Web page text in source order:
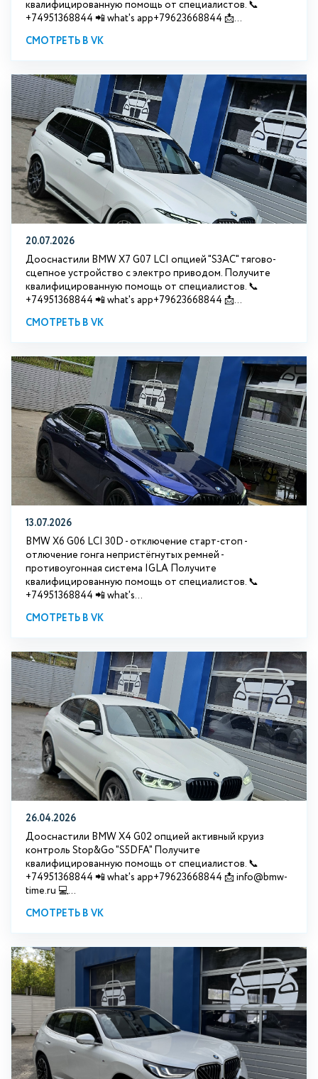
квалифицированную помощь от специалистов. 📞
+74951368844 📲 what's app+79623668844 📩...
СМОТРЕТЬ В VK
20.07.2026
Дооснастили BMW Х7 G07 LCI опцией "S3АС" тягово-
сцепное устройство с электро приводом. Получите
квалифицированную помощь от специалистов. 📞
+74951368844 📲 what's app+79623668844 📩...
СМОТРЕТЬ В VK
13.07.2026
BMW X6 G06 LCI 30D - отключение старт-стоп -
отлючение гонга непристёгнутых ремней -
противоугонная система IGLA Получите
квалифицированную помощь от специалистов. 📞
+74951368844 📲 what's...
СМОТРЕТЬ В VK
26.04.2026
Дооснастили BMW X4 G02 опцией активный круиз
контроль Stop&Go "S5DFA" Получите
квалифицированную помощь от специалистов. 📞
+74951368844 📲 what's app+79623668844 📩 info@bmw-
time.ru 💻...
СМОТРЕТЬ В VK